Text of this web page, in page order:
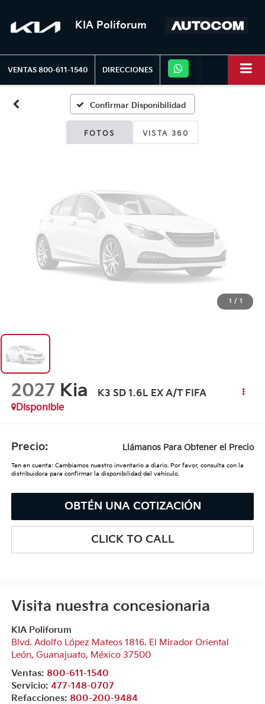
KIA Poliforum
VENTAS 800-611-1540 DIRECCIONES
Confirmar Disponibilidad
FOTOS VISTA 360
Disponibles
Por favor, revise luego
1 / 1
2027 Kia
K3 SD 1.6L EX A/T FIFA
Disponible
Precio: Llámanos Para Obtener el Precio
Ten en cuenta: Cambiamos nuestro inventario a diario. Por favor, consulta con la
distribuidora para confirmar la disponibilidad del vehículo.
OBTÉN UNA COTIZACIÓN
CLICK TO CALL
Visita nuestra concesionaria
KIA Poliforum
Blvd. Adolfo López Mateos 1816. El Mirador Oriental
León, Guanajuato, México 37500
Ventas: 800-611-1540
Servicio: 477-148-0707
Refacciones: 800-200-9484